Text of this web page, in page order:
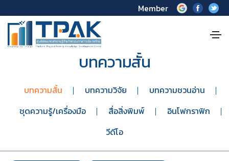
บทความสั้น
บทความสั้น บทความวิจัย
บทความชวนอ่าน
ชุดความรู้/เครื่องมือ
สื่อสิ่งพิมพ์
อินโฟกราฟิก
วีดีโอ
Member